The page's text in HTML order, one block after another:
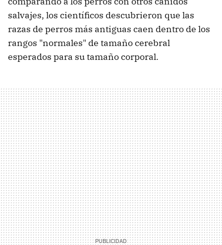
salvajes, los científicos descubrieron que las
razas de perros más antiguas caen dentro de los
rangos "normales" de tamaño cerebral
esperados para su tamaño corporal.